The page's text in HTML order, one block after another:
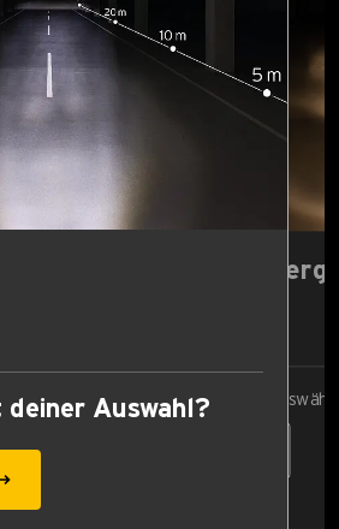
Auswahl?
Lux-Wert
Vergleichswert